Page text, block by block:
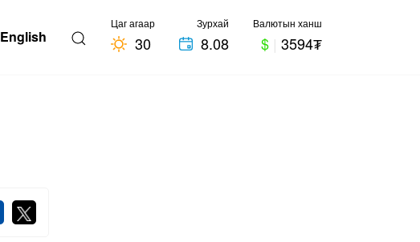
English
Цаг агаар
30
Зурхай
8.08
Валютын ханш
$ | 3594₮